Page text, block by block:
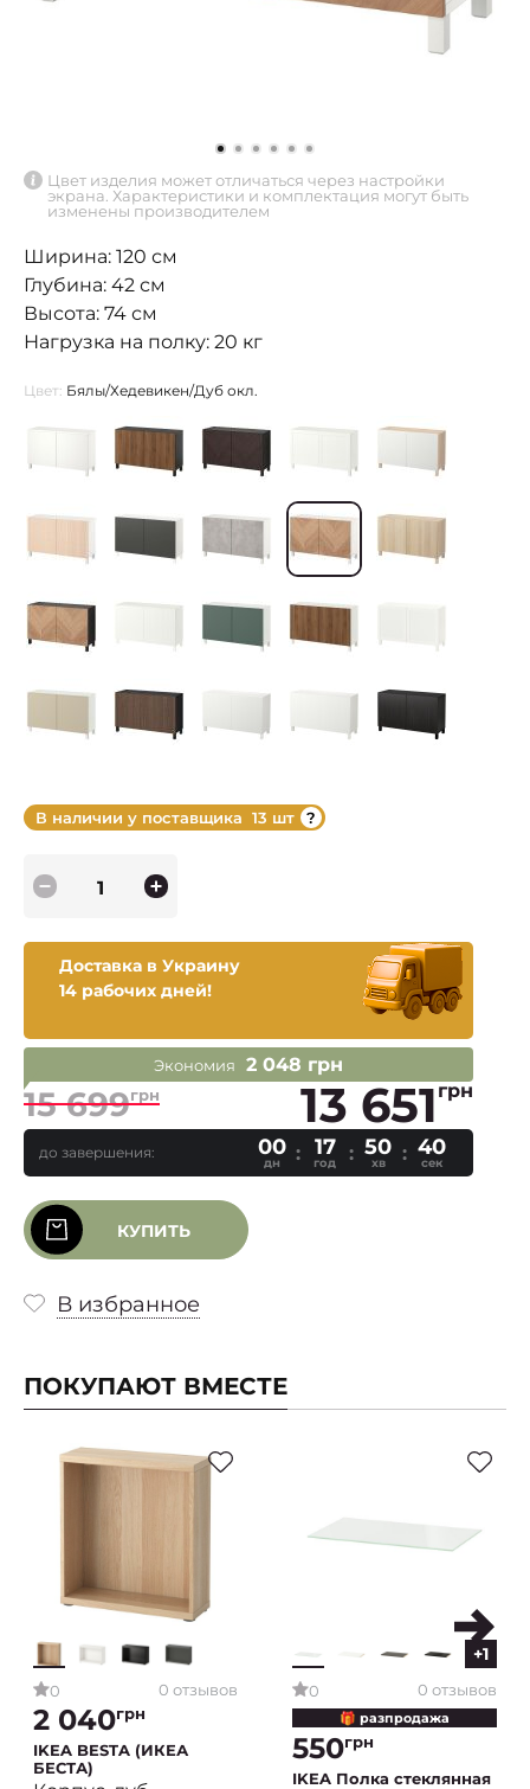
Цвет изделия может отличаться через настройки
экрана. Характеристики и комплектация могут быть
изменены производителем
Ширина: 120 см
Глубина: 42 см
Высота: 74 см
Нагрузка на полку: 20 кг
Цвет: Бялы/Хедевикен/Дуб окл.
В наличии у поставщика 13 шт
Доставка в Украину
14 рабочих дней!
Экономия 2 048 грн
15 699грн 13 651 грн
до завершения: 00
дн
17
год
50
хв
39
сек
КУПИТЬ
В избранное
ПОКУПАЮТ ВМЕСТЕ
0 0 отзывов
2 040грн
IKEA BESTA (ИКЕА
БЕСТА)
+1
0 0 отзывов
🎁 разпродажа
550грн
IKEA Полка стеклянная